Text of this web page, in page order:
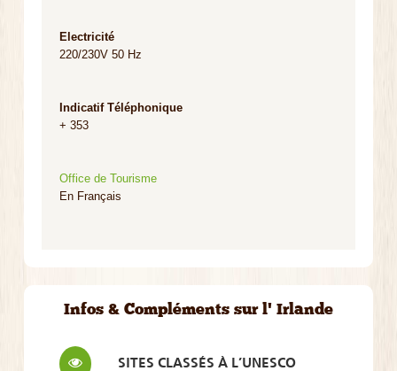
Electricité
220/230V 50 Hz
Indicatif Téléphonique
+ 353
Office de Tourisme
En Français
Infos & Compléments sur l' Irlande
SITES CLASSÉS À L’UNESCO